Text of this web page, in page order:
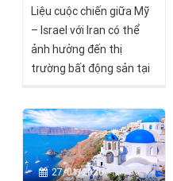
Liệu cuộc chiến giữa Mỹ
– Israel với Iran có thể
ảnh hưởng đến thị
trường bất động sản tại
thì theo cách nào?
27/01/2026